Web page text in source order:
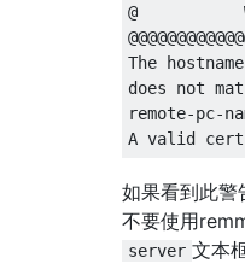
@
The
does not
remote-pc-
如果看到此警
不要使用
server 文本框